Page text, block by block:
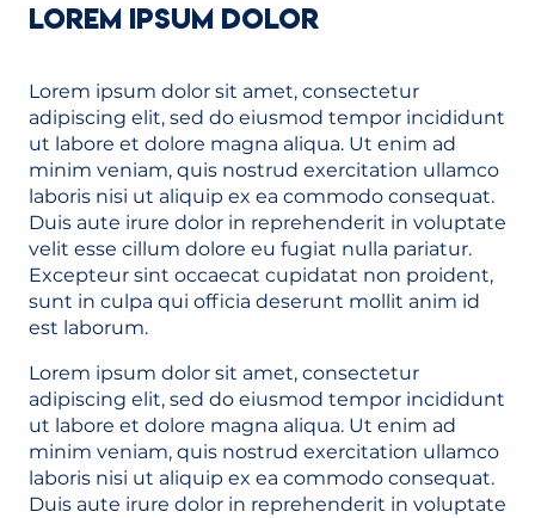
LOREM IPSUM DOLOR
Lorem ipsum dolor sit amet, consectetur
adipiscing elit, sed do eiusmod tempor incididunt
ut labore et dolore magna aliqua. Ut enim ad
minim veniam, quis nostrud exercitation ullamco
laboris nisi ut aliquip ex ea commodo consequat.
Duis aute irure dolor in reprehenderit in voluptate
velit esse cillum dolore eu fugiat nulla pariatur.
Excepteur sint occaecat cupidatat non proident,
sunt in culpa qui officia deserunt mollit anim id
est laborum.
Lorem ipsum dolor sit amet, consectetur
adipiscing elit, sed do eiusmod tempor incididunt
ut labore et dolore magna aliqua. Ut enim ad
minim veniam, quis nostrud exercitation ullamco
laboris nisi ut aliquip ex ea commodo consequat.
Duis aute irure dolor in reprehenderit in voluptate